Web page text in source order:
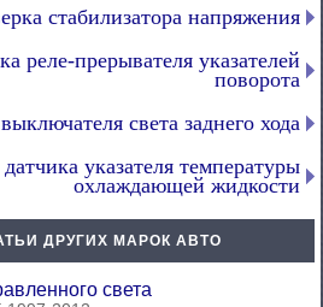
стабилизатора напряжения
реле-прерывателя указателей
поворота
света заднего хода
указателя температуры
охлаждающей жидкости
ДРУГИХ МАРОК АВТО
света